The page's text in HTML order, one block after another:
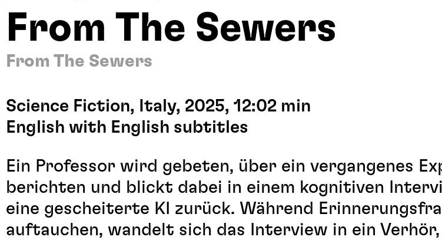
From The Sewers
From The Sewers
Science Fiction, Italy, 2025, 12:02 min
English with English subtitles
Ein Professor wird gebeten, über ein vergangenes
berichten und blickt dabei in einem kognitiven
eine gescheiterte KI zurück. Während
auftauchen, wandelt sich das Interview in ein